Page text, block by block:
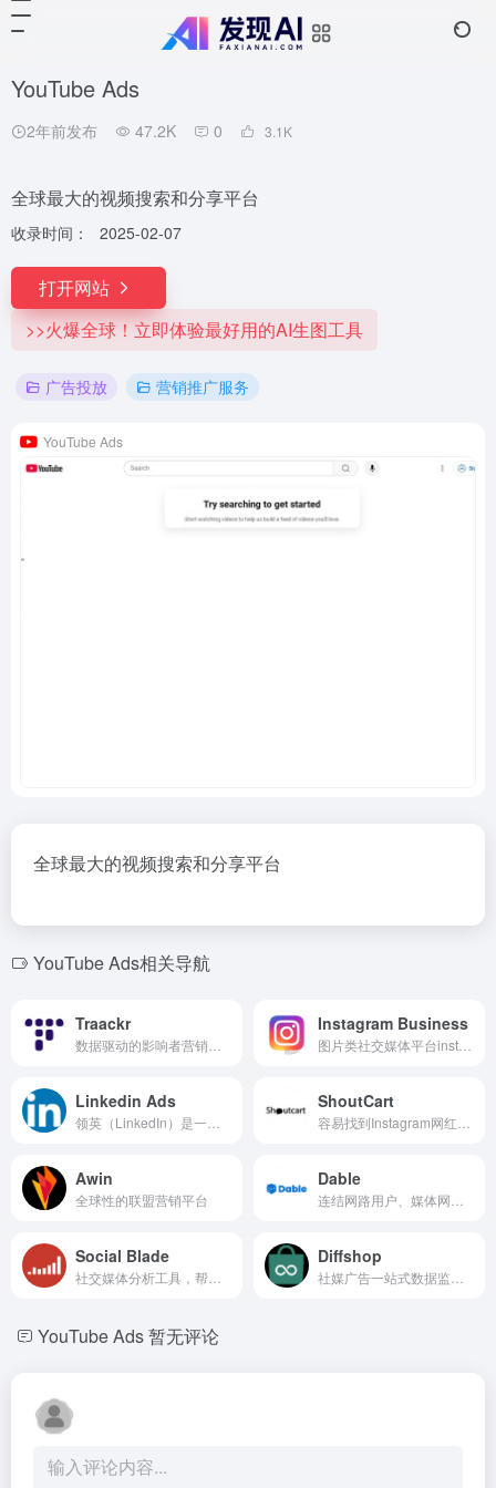
YouTube Ads
2年前发布 47.2K 0 3.1 K
全球最大的视频搜索和分享平台
收录时间： 2025-02-07
打开网站
>>火爆全球！立即体验最好用的AI生图工具
广告投放 营销推广服务
YouTube Ads
全球最大的视频搜索和分享平台
YouTube Ads相关导航
Traackr Instagram Business
Linkedin Ads ShoutCart
Awin
全球性的联盟营销平台
Dable
Social Blade Diffshop
YouTube Ads暂无评论